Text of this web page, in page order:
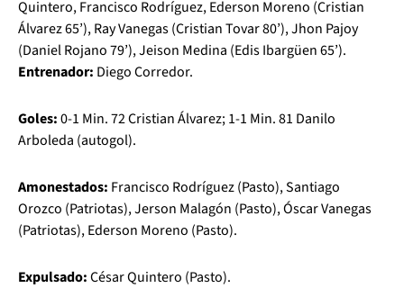
Quintero, Francisco Rodríguez, Ederson Moreno (Cristian
Álvarez 65’), Ray Vanegas (Cristian Tovar 80’), Jhon Pajoy
(Daniel Rojano 79’), Jeison Medina (Edis Ibargüen 65’).
Entrenador: Diego Corredor.
Goles:0-1 Min. 72 Cristian Álvarez; 1-1 Min. 81 Danilo
Arboleda (autogol).
Amonestados: Francisco Rodríguez (Pasto), Santiago
Orozco (Patriotas), Jerson Malagón (Pasto), Óscar Vanegas
(Patriotas), Ederson Moreno (Pasto).
Expulsado:César Quintero (Pasto).